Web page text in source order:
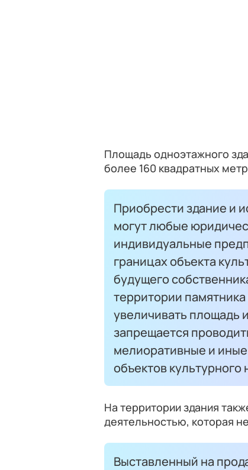
Площадь одноэтажного
более 160 квадратных
Приобрести здание и
могут любые
индивидуальные
границах объекта
будущего
территории
увеличивать площадь
запрещается
мелиоративные и
объектов
На территории здания
деятельностью, которая
Выставленный на